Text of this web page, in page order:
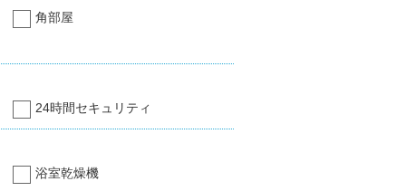
角部屋
24時間セキュリティ
浴室乾燥機